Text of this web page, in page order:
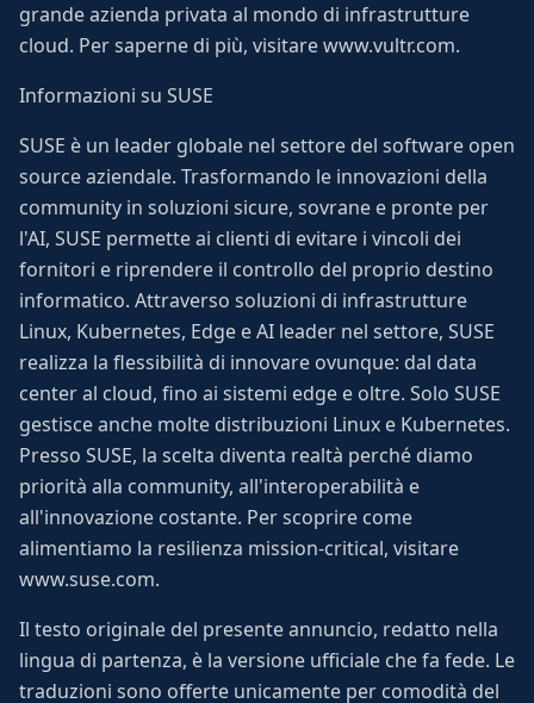
grande azienda privata al mondo di infrastrutture
cloud. Per saperne di più, visitare www.vultr.com.
Informazioni su SUSE
SUSE è un leader globale nel settore del software open
source aziendale. Trasformando le innovazioni della
community in soluzioni sicure, sovrane e pronte per
l'AI, SUSE permette ai clienti di evitare i vincoli dei
fornitori e riprendere il controllo del proprio destino
informatico. Attraverso soluzioni di infrastrutture
Linux, Kubernetes, Edge e AI leader nel settore, SUSE
realizza la flessibilità di innovare ovunque: dal data
center al cloud, fino ai sistemi edge e oltre. Solo SUSE
gestisce anche molte distribuzioni Linux e Kubernetes.
Presso SUSE, la scelta diventa realtà perché diamo
priorità alla community, all'interoperabilità e
all'innovazione costante. Per scoprire come
alimentiamo la resilienza mission-critical, visitare
www.suse.com.
Il testo originale del presente annuncio, redatto nella
lingua di partenza, è la versione ufficiale che fa fede. Le
traduzioni sono offerte unicamente per comodità del